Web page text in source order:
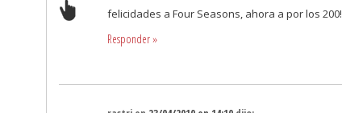
felicidades a Four Seasons, ahora a por los 200!
Responder»